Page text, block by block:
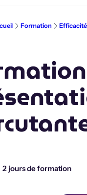
Formation
2 jours de formation